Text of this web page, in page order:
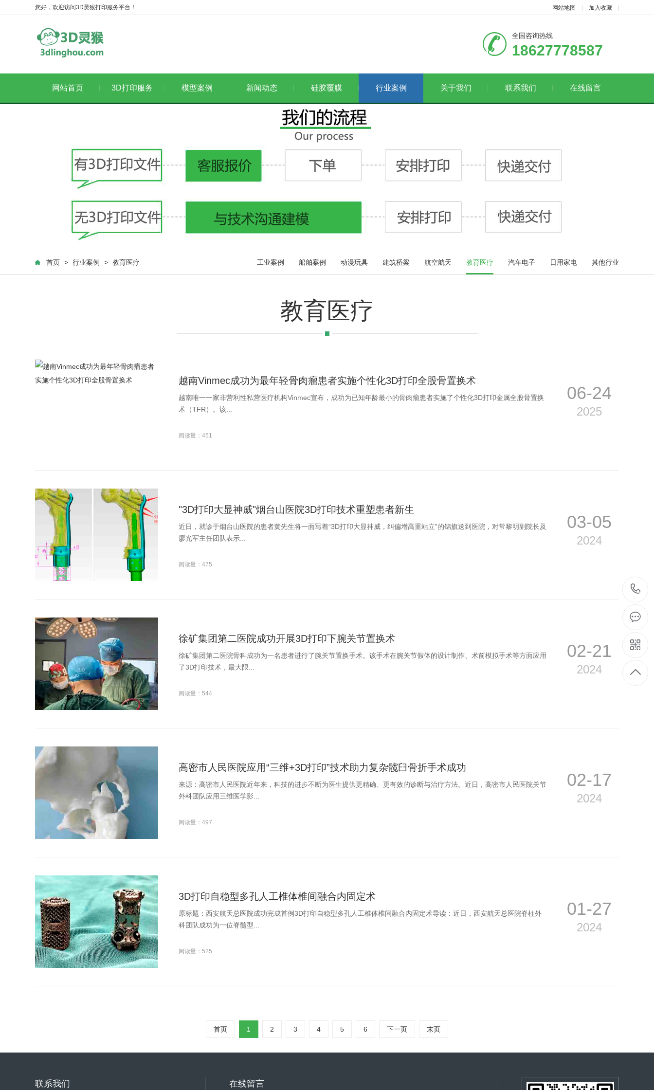
您好，欢迎访问3D灵猴打印服务平台！ 网站地图 加入收藏
全国咨询热线
18627778587
网站首页 3D打印服务 模型案例 新闻动态 硅胶覆膜 行业案例 关于我们 联系我们 在线留言
首页 > 行业案例 > 教育医疗 工业案例 船舶案例 动漫玩具 建筑桥梁 航空航天 教育医疗 汽车电子 日用家电 其他行业
教育医疗
越南Vinmec成功为最年轻骨肉瘤患者实施个性化3D打印全股骨置换术
越南唯一一家非营利性私营医疗机构Vinmec宣布，成功为已知年龄最小的骨肉瘤患者实施了个性化3D打印金属全股骨置换
术（TFR）。该...
阅读量：451
06-24
2025
"3D打印大显神威"烟台山医院3D打印技术重塑患者新生
近日，就诊于烟台山医院的患者黄先生将一面写着“3D打印大显神威，纠偏增高重站立”的锦旗送到医院，对常黎明副院长及
廖光军主任团队表示...
阅读量：475
03-05
2024
徐矿集团第二医院成功开展3D打印下腕关节置换术
徐矿集团第二医院骨科成功为一名患者进行了腕关节置换手术。该手术在腕关节假体的设计制作、术前模拟手术等方面应用
了3D打印技术，最大限...
阅读量：544
02-21
2024
高密市人民医院应用“三维+3D打印”技术助力复杂髋臼骨折手术成功
来源：高密市人民医院近年来，科技的进步不断为医生提供更精确、更有效的诊断与治疗方法。近日，高密市人民医院关节
外科团队应用三维医学影...
阅读量：497
02-17
2024
3D打印自稳型多孔人工椎体椎间融合内固定术
原标题：西安航天总医院成功完成首例3D打印自稳型多孔人工椎体椎间融合内固定术导读：近日，西安航天总医院脊柱外
科团队成功为一位脊髓型...
阅读量：525
01-27
2024
首页 1 2 3 4 5 6 下一页 末页
联系我们 在线留言